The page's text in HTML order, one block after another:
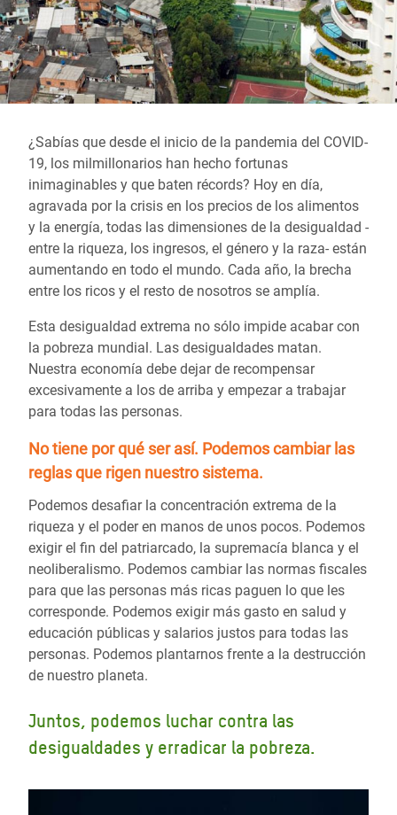
navegación
¿Sabías que desde el inicio de la pandemia del COVID-
19, los milmillonarios han hecho fortunas
inimaginables y que baten récords? Hoy en día,
agravada por la crisis en los precios de los alimentos
y la energía, todas las dimensiones de la desigualdad -
entre la riqueza, los ingresos, el género y la raza- están
aumentando en todo el mundo. Cada año, la brecha
entre los ricos y el resto de nosotros se amplía.
Esta desigualdad extrema no sólo impide acabar con
la pobreza mundial. Las desigualdades matan.
Nuestra economía debe dejar de recompensar
excesivamente a los de arriba y empezar a trabajar
para todas las personas.
No tiene por qué ser así. Podemos cambiar las
reglasque rigen nuestro sistema.
Podemos desafiar la concentración extrema de la
riqueza y el poder en manos de unos pocos. Podemos
exigir el fin del patriarcado, la supremacía blanca y el
neoliberalismo. Podemos cambiar las normas fiscales
para que las personas más ricas paguen lo que les
corresponde. Podemos exigir más gasto en salud y
educación públicas y salarios justos para todas las
personas. Podemos plantarnos frente a la destrucción
de nuestro planeta.
Juntos, podemos luchar contra las
desigualdades y erradicar la pobreza.